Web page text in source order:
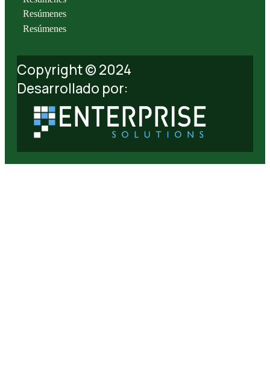
Resúmenes
Resúmenes
Copyright © 2024
Desarrollado por: